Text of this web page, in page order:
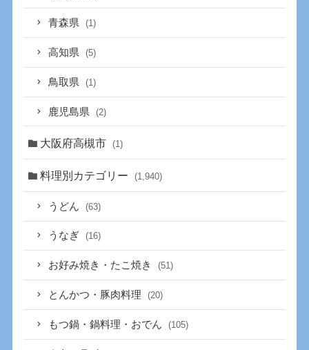
青森県 (1)
高知県 (5)
鳥取県 (1)
鹿児島県 (2)
大阪府高槻市 (1)
料理別カテゴリー (1,940)
うどん (63)
うなぎ (16)
お好み焼き・たこ焼き (51)
とんかつ・豚肉料理 (20)
もつ鍋・鍋料理・おでん (105)